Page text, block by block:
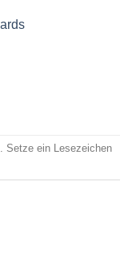
. Setze ein Lesezeichen